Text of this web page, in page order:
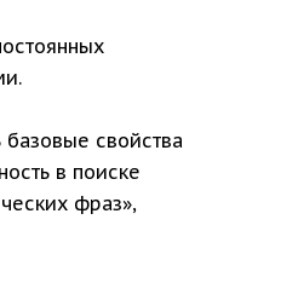
свойства
в поиске
фраз»,